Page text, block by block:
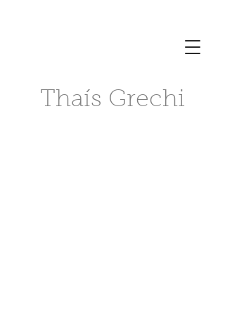
Thaís Grechi